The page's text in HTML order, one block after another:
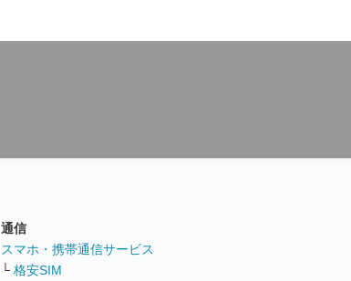
通信
スマホ・携帯通信サービス
└ 格安SIM